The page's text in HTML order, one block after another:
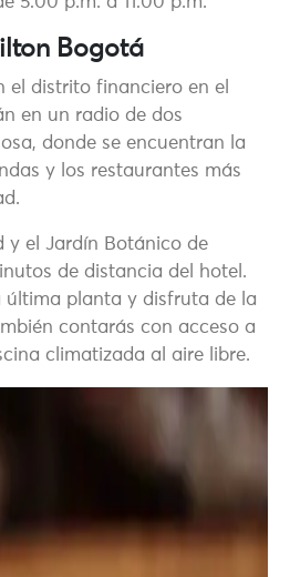
Bogotá
el distrito financiero en el
en un radio de dos
donde se encuentran la
y los restaurantes más
y el Jardín Botánico de
de distancia del hotel.
última planta y disfruta de la
contarás con acceso a
climatizada al aire libre.